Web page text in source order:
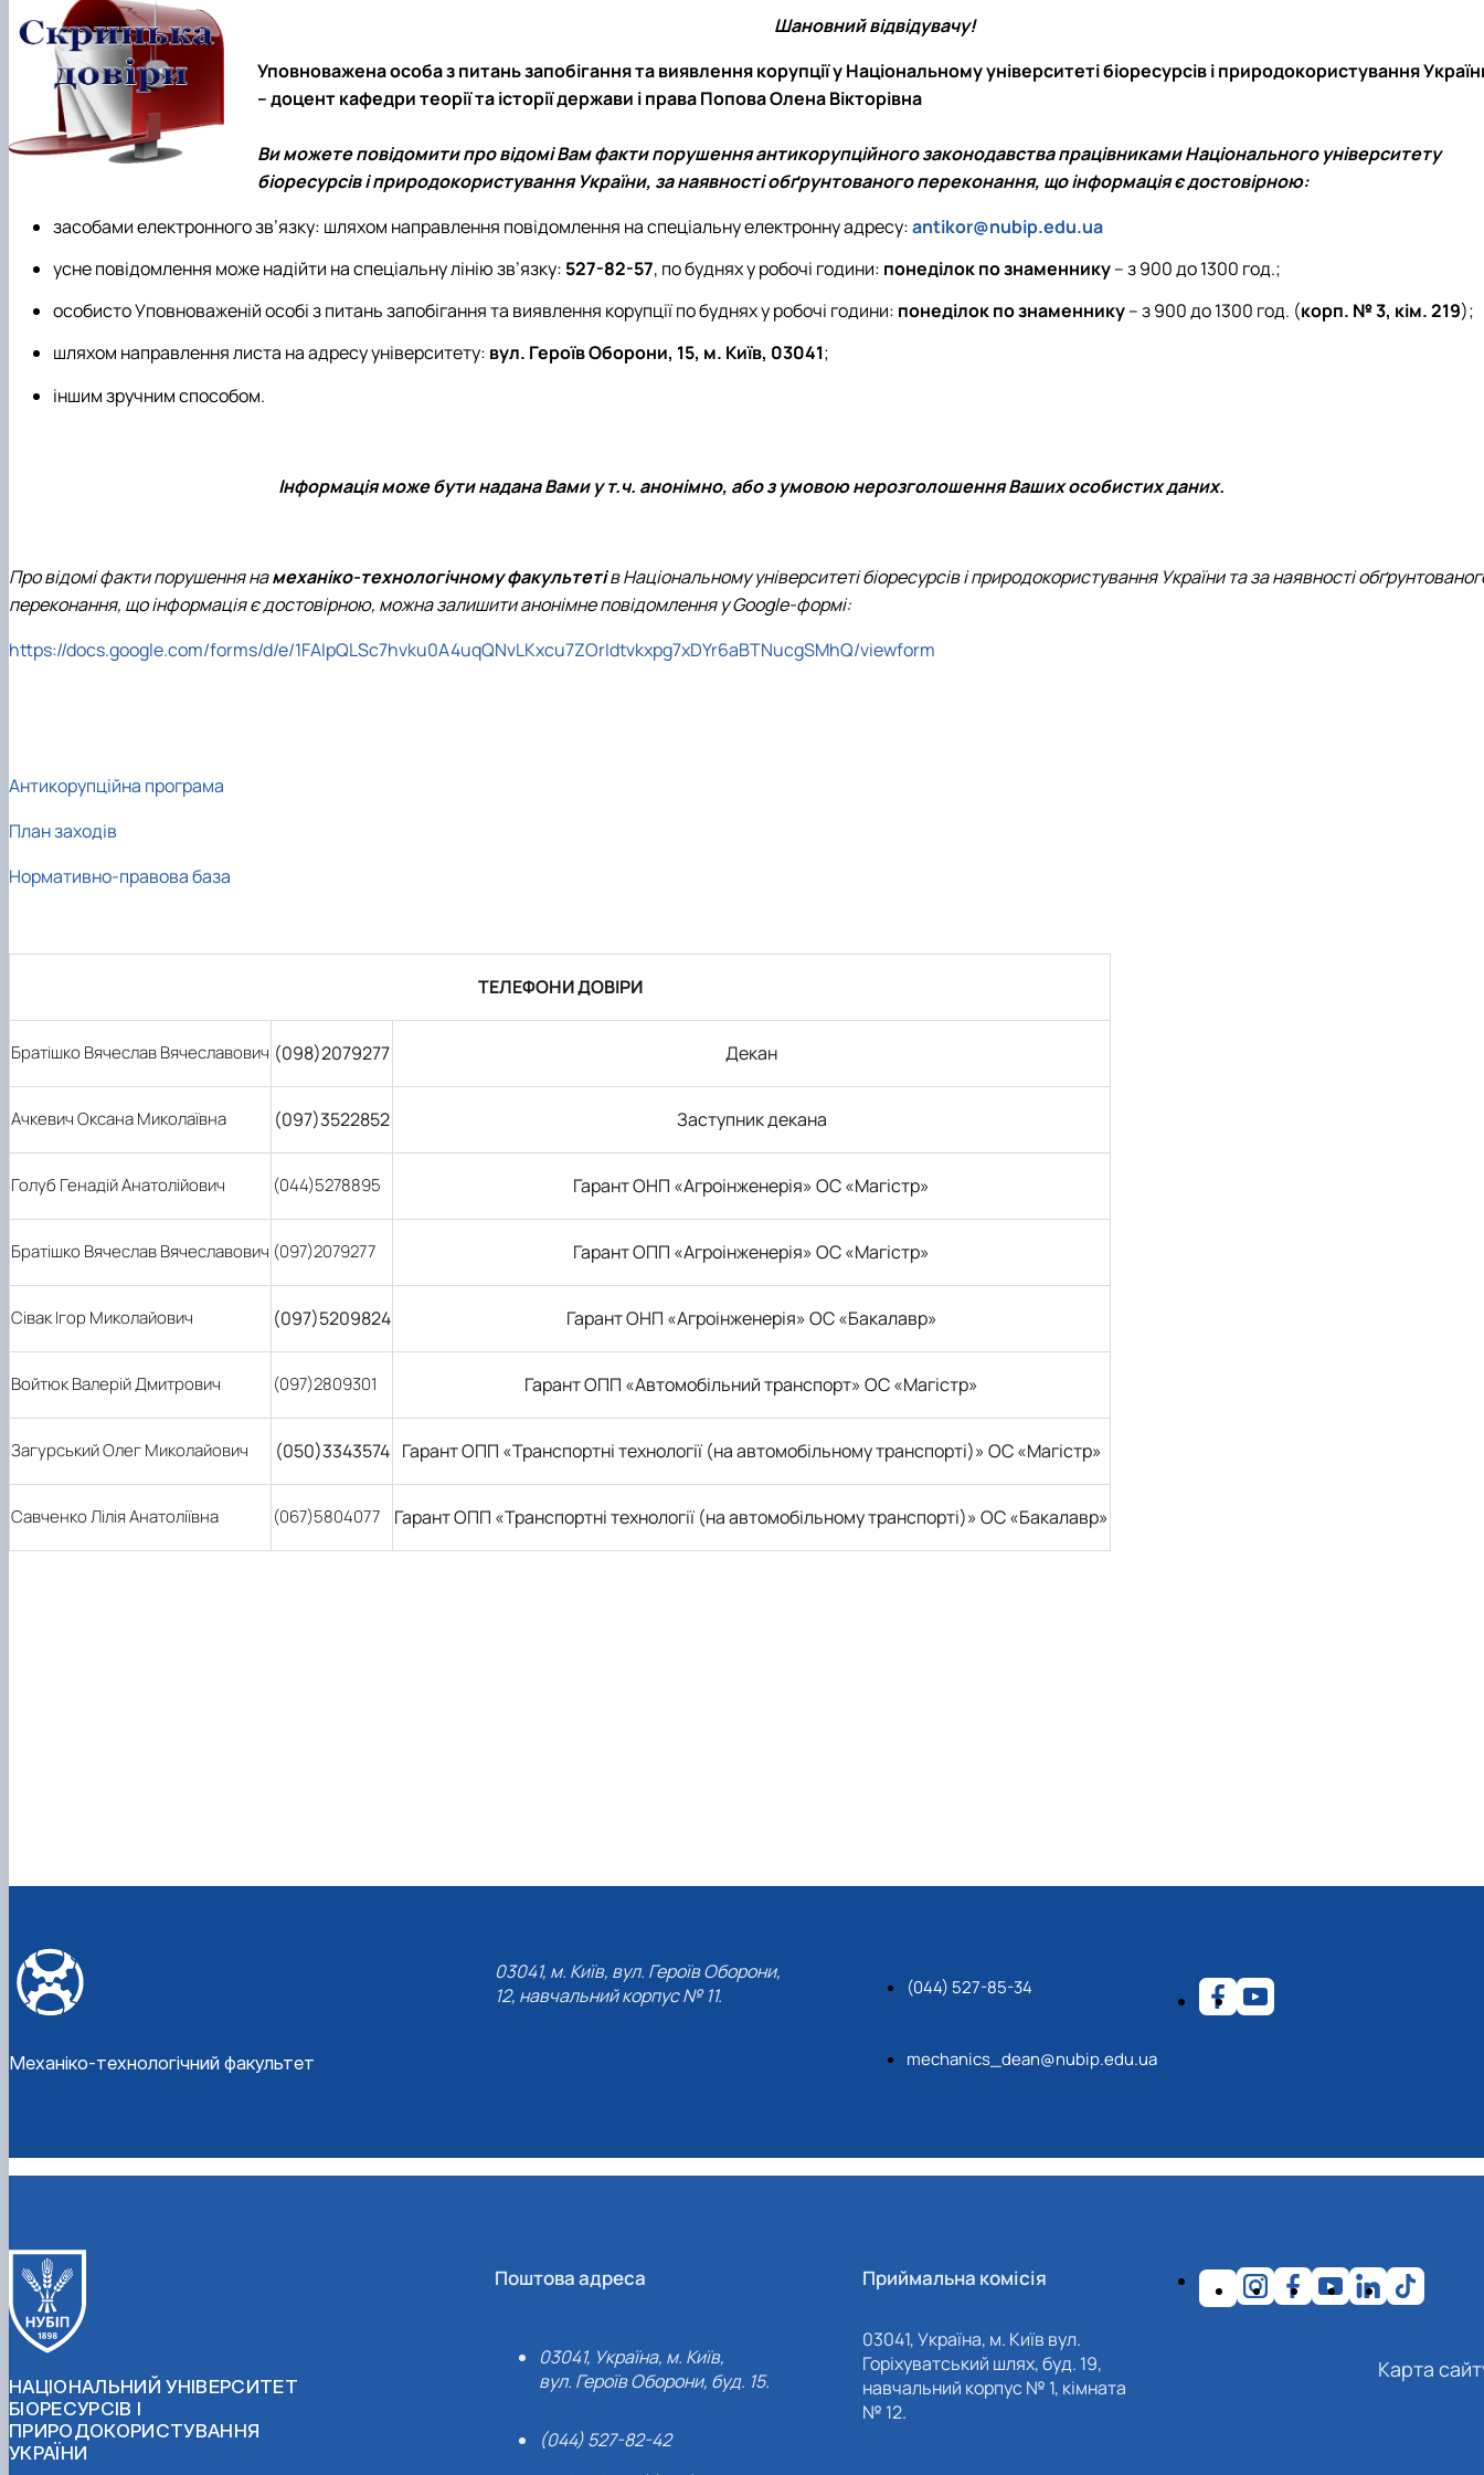
Матеріально-технічна база факультету
Скринька довіри
Шановний відвідувачу!
Уповноважена особа з питань запобігання та виявлення корупції у Національному університеті біоресурсів і природокористування
– доцент кафедри теорії та історії держави і права Попова Олена Вікторівна
Ви можете повідомити про відомі Вам факти порушення антикорупційного законодавства працівниками Національного університету
біоресурсів і природокористування України, за наявності обґрунтованого переконання, що інформація є достовірною:
засобами електронного зв’язку: шляхом направлення повідомлення на спеціальну електронну адресу:antikor@nubip.edu.ua
усне повідомлення може надійти на спеціальну лінію зв’язку: 527-82-57, по буднях у робочі години: понеділок по знаменнику– з 900 до 1300 год.;
особисто Уповноваженій особі з питань запобігання та виявлення корупції по буднях у робочі години: понеділок по знаменнику– з 900 до 1300 год. (корп. № 3, кім. 219);
шляхом направлення листа на адресу університету: вул. Героїв Оборони, 15, м. Київ, 03041;
іншим зручним способом.
Інформація може бути надана Вами у т.ч. анонімно, або з умовою нерозголошення Ваших особистих даних.
Про відомі факти порушення намеханіко-технологічному факультетів Національному університеті біоресурсів і природокористування України та за наявності
переконання, що інформація є достовірною, можна залишити анонімне повідомлення у Google-формі:
https://docs.google.com/forms/d/e/1FAIpQLSc7hvku0A4uqQNvLKxcu7ZOrIdtvkxpg7xDYr6aBTNucgSMhQ/viewform
Антикорупційна програма
План заходів
Нормативно-правова база
ТЕЛЕФОНИ ДОВІРИ
Братішко Вячеслав Вячеславович (098)2079277 Декан
Ачкевич Оксана Миколаївна (097)3522852 Заступник декана
Голуб Генадій Анатолійович (044)5278895 Гарант ОНП «Агроінженерія» ОС «Магістр»
Братішко Вячеслав Вячеславович (097)2079277 Гарант ОПП «Агроінженерія» ОС «Магістр»
Сівак Ігор Миколайович (097)5209824 Гарант ОНП «Агроінженерія» ОС «Бакалавр»
Войтюк Валерій Дмитрович (097)2809301 Гарант ОПП «Автомобільний транспорт» ОС «Магістр»
Загурський Олег Миколайович (050)3343574 Гарант ОПП «Транспортні технології (на автомобільному транспорті)» ОС «Магістр»
Савченко Лілія Анатоліївна (067)5804077 Гарант ОПП «Транспортні технології (на автомобільному транспорті)» ОС «Бакалавр»
Механіко-технологічний факультет
03041, м. Київ, вул. Героїв Оборони,
12, навчальний корпус № 11.
(044) 527-85-34
mechanics_dean@nubip.edu.ua
НАЦІОНАЛЬНИЙ УНІВЕРСИТЕТ
БІОРЕСУРСІВ І
ПРИРОДОКОРИСТУВАННЯ
УКРАЇНИ
Поштова адреса
03041, Україна, м. Київ,
вул. Героїв Оборони, буд. 15.
(044) 527-82-42
Приймальна комісія
03041, Україна, м. Київ вул.
Горіхуватський шлях, буд. 19,
навчальний корпус № 1, кімната
№ 12.
Карта